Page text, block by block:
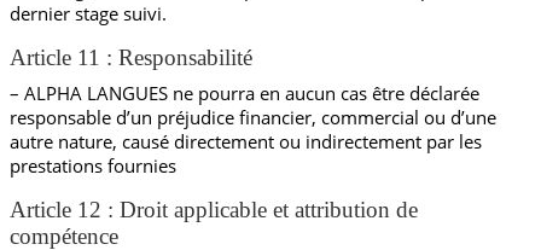
dernier stage suivi.
Article 11 : Responsabilité
– ALPHA LANGUES ne pourra en aucun cas être déclarée
responsable d’un préjudice financier, commercial ou d’une
autre nature, causé directement ou indirectement par les
prestations fournies
Article 12 : Droit applicable et attribution de
compétence